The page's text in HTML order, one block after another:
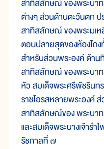
สาทิสลักษณ์ ของพระบาท
ต่างๆ ส่วนด้านตะวันตก
สาทิสลักษณ์ ของพระมเห
ตอนปลายสุดของห้องโถ
สำหรับส่วนพระองค์ ด้า
สาทิสลักษณ์ ของพระบาท
หัว สมเด็จพระศรีพัชรินท
ราชโอรสหลายพระองค์
สาทิสลักษณ์ของ พระบาท
และสมเด็จพระนางเจ้าร
รัชกาลที่ ๗